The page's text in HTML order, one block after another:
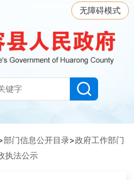
无障碍模式
部门信息公开目录>政府工作部门
执法公示